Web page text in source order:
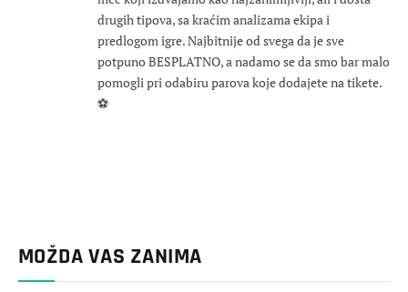
drugih tipova, sa kraćim analizama ekipa i
predlogom igre. Najbitnije od svega da je sve
potpuno BESPLATNO, a nadamo se da smo bar malo
pomogli pri odabiru parova koje dodajete na tikete.
⚽
MOŽDA VAS ZANIMA